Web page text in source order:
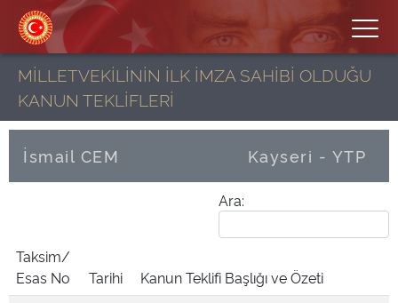
MİLLETVEKİLİNİN İLK İMZA SAHİBİ OLDUĞU
KANUN TEKLİFLERİ
İsmail CEM Kayseri - YTP
Ara:
Taksim/
Esas No
Tarihi
Kanun Teklifi Başlığı ve Özeti